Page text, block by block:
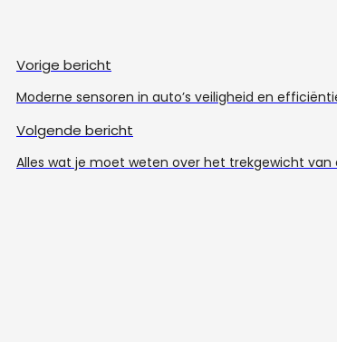
Vorige bericht
Moderne sensoren in auto’s veiligheid en
Volgende bericht
Alles wat je moet weten over het trekgewicht van